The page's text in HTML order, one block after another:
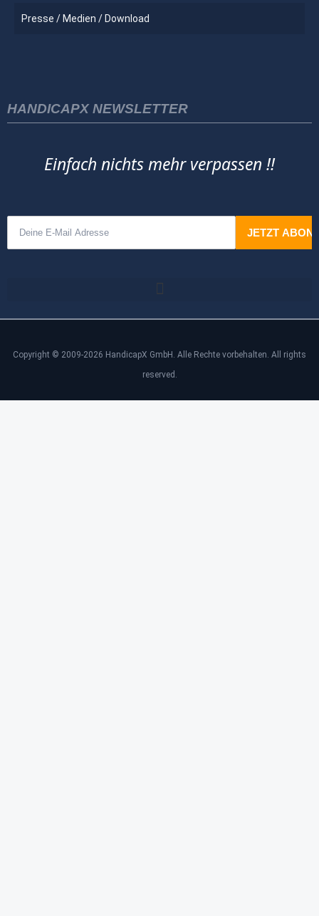
Presse / Medien / Download
HANDICAPX NEWSLETTER
Einfach nichts mehr verpassen !!
Copyright © 2009-2026 HandicapX GmbH. Alle Rechte vorbehalten. All rights
reserved.